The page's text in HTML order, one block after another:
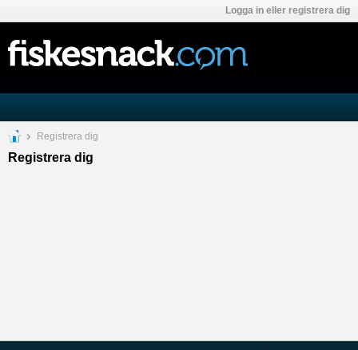
Logga in eller registrera dig
Registrera dig
Registrera dig